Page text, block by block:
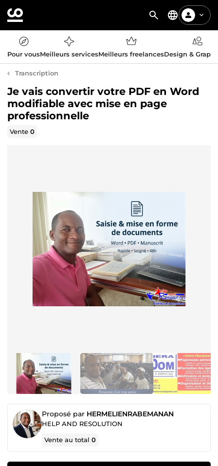
Pour vousMeilleurs servicesMeilleurs freelancesDesign &
Transcription
Je vais convertir votre PDF en Word
modifiable avec mise en page
professionnelle
Vente0
Proposé par HERMELIENRABEMANAN
HELP AND RESOLUTION
Vente au total0